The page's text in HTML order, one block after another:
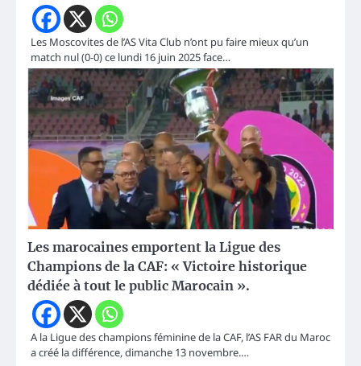
Les Moscovites de l’AS Vita Club n’ont pu faire mieux qu’un
match nul (0-0) ce lundi 16 juin 2025 face…
Les marocaines emportent la Ligue des
Champions de la CAF: « Victoire historique
dédiée à tout le public Marocain ».
A la Ligue des champions féminine de la CAF, l’AS FAR du Maroc
a créé la différence, dimanche 13 novembre.…